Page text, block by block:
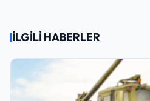
İLGİLİ HABERLER